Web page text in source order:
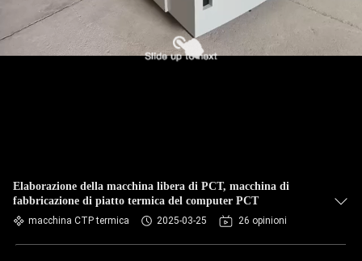
Elaborazione della macchina libera di PCT, macchina di
fabbricazione di piatto termica del computer PCT
macchina CTP termica 2025-03-25 26 opinioni